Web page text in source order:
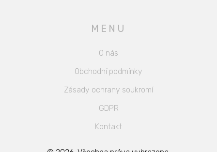
MENU
O nás
Obchodní podmínky
Zásady ochrany soukromí
GDPR
Kontakt